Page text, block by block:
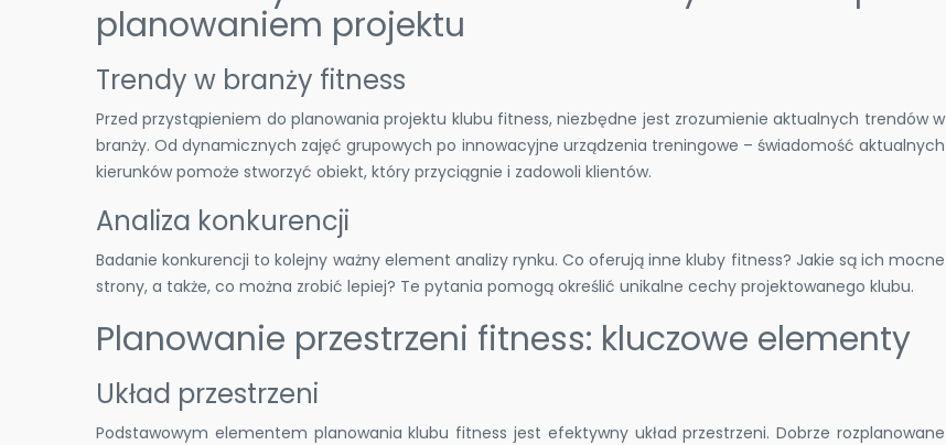
planowaniem projektu
Trendy w branży fitness
Przed przystąpieniem do planowania projektu klubu fitness, niezbędne jest zrozumienie aktualnych trendów w
branży. Od dynamicznych zajęć grupowych po innowacyjne urządzenia treningowe – świadomość aktualnych
kierunków pomoże stworzyć obiekt, który przyciągnie i zadowoli klientów.
Analiza konkurencji
Badanie konkurencji to kolejny ważny element analizy rynku. Co oferują inne kluby fitness? Jakie są ich mocne
strony, a także, co można zrobić lepiej? Te pytania pomogą określić unikalne cechy projektowanego klubu.
Planowanie przestrzeni fitness: kluczowe elementy
Układ przestrzeni
Podstawowym elementem planowania klubu fitness jest efektywny układ przestrzeni. Dobrze rozplanowane